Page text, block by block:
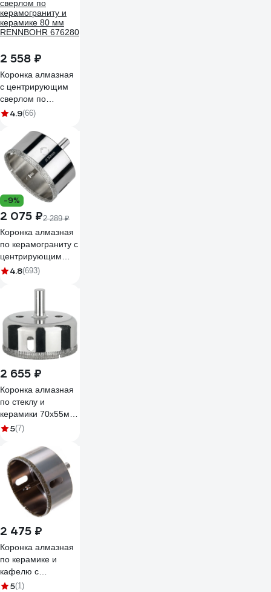
2 558 ₽
Коронка алмазная
с центрирующим
сверлом по
керамограниту и
RENNBOHR 676280
4.9(66)
-9%
2 075 ₽2 289 ₽
Коронка алмазная
по керамограниту с
центрирующим
сверлом 80 мм
DIDCSC080
4.8(693)
2 655 ₽
Коронка алмазная
по стеклу и
керамики 70х55мм
(2шт.) TGS /
5(7)
2 475 ₽
Коронка алмазная
по керамике и
кафелю с
центрирующим
5(1)